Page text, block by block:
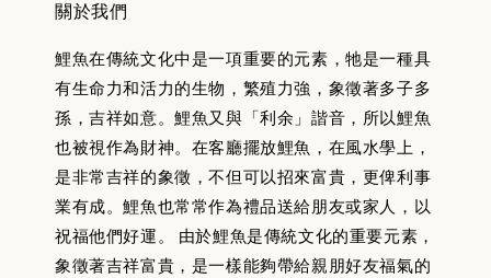
關於我們
鯉魚在傳統文化中是一項重要的元素，牠是一種具
有生命力和活力的生物，繁殖力強，象徵著多子多
孫，吉祥如意。鯉魚又與「利余」諧音，所以鯉魚
也被視作為財神。在客廳擺放鯉魚，在風水學上，
是非常吉祥的象徵，不但可以招來富貴，更俾利事
業有成。鯉魚也常常作為禮品送給朋友或家人，以
祝福他們好運。 由於鯉魚是傳統文化的重要元素，
象徵著吉祥富貴，是一樣能夠帶給親朋好友福氣的